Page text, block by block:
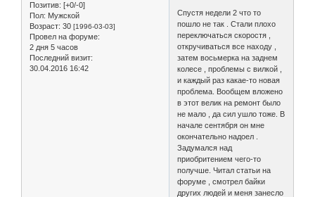
Позитив: [+0/-0]
Пол: Мужской
Возраст: 30 [1996-03-03]
Провел на форуме:
2 дня 5 часов
Последний визит:
30.04.2016 16:42
Спустя недели 2 что то
пошло не так . Стали плохо
переключаться скоростя ,
откручиваться все находу ,
затем восьмерка на заднем
колесе , проблемы с вилкой ,
и каждый раз какае-то новая
проблема. Вообщем вложено
в этот велик на ремонт было
не мало , да сил ушло тоже. В
начале сентября он мне
окончательно надоел .
Задумался над
приобритением чего-то
получше. Читал статьи на
форуме , смотрел байки
других людей и меня занесло